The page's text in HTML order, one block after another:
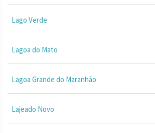
Lago Verde
Lagoa do Mato
Lagoa Grande do Maranhão
Lajeado Novo